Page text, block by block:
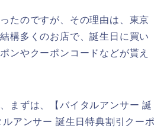
たのですが、その理由は、東京
構多くのお店で、誕生日に買い
ンやクーポンコードなどが貰え
まずは、【バイタルアンサー 誕
アンサー 誕生日特典割引クーポ